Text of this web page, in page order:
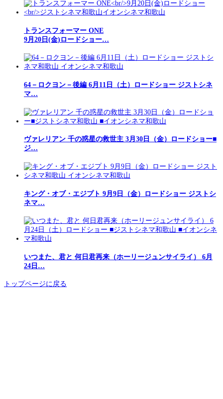
トランスフォーマー ONE
9月20日(金)ロードショー…
64－ロクヨン－後編 6月11日（土）ロードショー ジストシネ
マ…
ヴァレリアン 千の惑星の救世主 3月30日（金）ロードショー■
ジ…
キング・オブ・エジプト 9月9日（金）ロードショー ジストシ
ネマ…
いつまた、君と 何日君再来（ホーリージュンサイライ） 6月
24日…
トップページに戻る